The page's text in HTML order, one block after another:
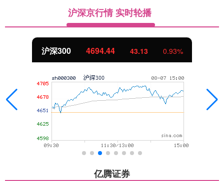
沪深京行情 实时轮播
北证50 1134.24 11.37 1.01%
亿腾证券